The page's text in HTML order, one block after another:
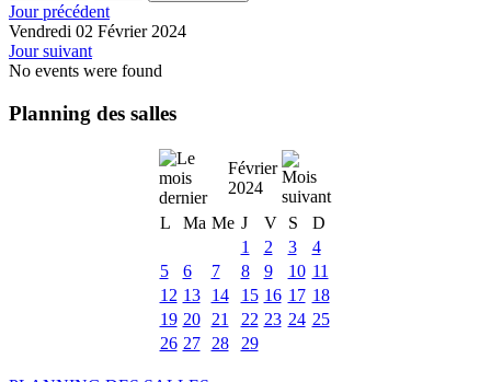
Jour précédent
Vendredi 02 Février 2024
Jour suivant
No events were found
Planning des salles
Février
2024
L
Ma Me J V S
D
1
2 3
4
5
6 7 8 9 10 11
12 13 14 15 16 17 18
19 20 21 22 23 24 25
26 27 28 29